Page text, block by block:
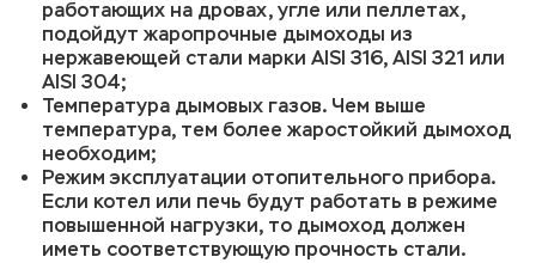
работающих на дровах, угле или пеллетах,
подойдут жаропрочные дымоходы из
нержавеющей стали марки AISI 316, AISI 321 или
AISI 304;
Температура дымовых газов. Чем выше
температура, тем более жаростойкий дымоход
необходим;
Режим эксплуатации отопительного прибора.
Если котел или печь будут работать в режиме
повышенной нагрузки, то дымоход должен
иметь соответствующую прочность стали.